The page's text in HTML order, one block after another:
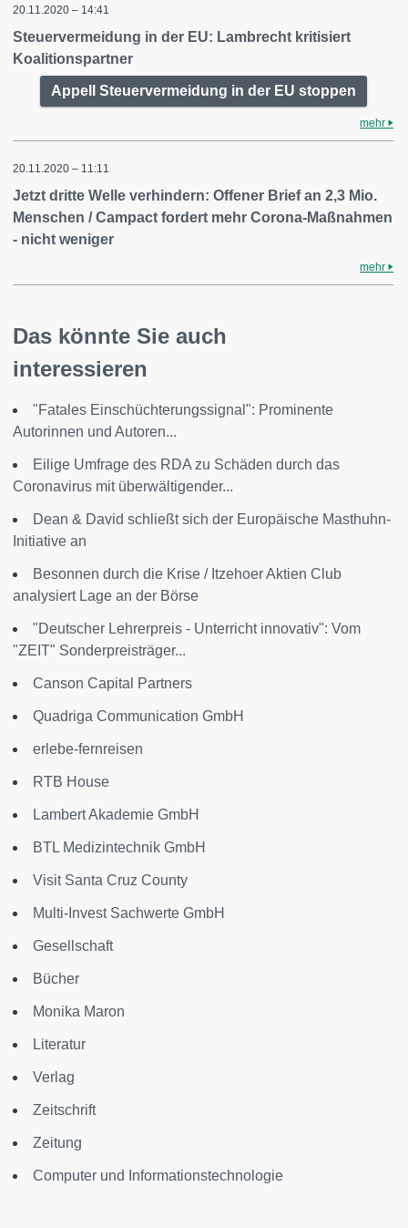
20.11.2020 – 14:41
Steuervermeidung in der EU: Lambrecht kritisiert
Koalitionspartner
Appell Steuervermeidung in der EU stoppen
mehr
20.11.2020 – 11:11
Jetzt dritte Welle verhindern: Offener Brief an 2,3 Mio.
Menschen / Campact fordert mehr Corona-Maßnahmen
- nicht weniger
mehr
Das könnte Sie auch
interessieren
"Fatales Einschüchterungssignal": Prominente
Autorinnen und Autoren...
Eilige Umfrage des RDA zu Schäden durch das
Coronavirus mit überwältigender...
Dean & David schließt sich der Europäische Masthuhn-
Initiative an
Besonnen durch die Krise / Itzehoer Aktien Club
analysiert Lage an der Börse
"Deutscher Lehrerpreis - Unterricht innovativ": Vom
"ZEIT" Sonderpreisträger...
Canson Capital Partners
Quadriga Communication GmbH
erlebe-fernreisen
RTB House
Lambert Akademie GmbH
BTL Medizintechnik GmbH
Visit Santa Cruz County
Multi-Invest Sachwerte GmbH
Gesellschaft
Bücher
Monika Maron
Literatur
Verlag
Zeitschrift
Zeitung
Computer und Informationstechnologie